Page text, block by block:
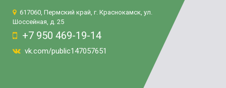
617060, Пермский край, г. Краснокамск, ул.
Шоссейная, д. 25
+7 950 469-19-14
vk.com/public147057651